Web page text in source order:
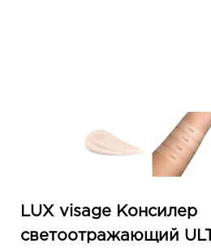
LUX visage Консилер
светоотражающий